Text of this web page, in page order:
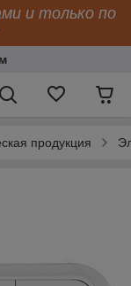
и только по
продукция